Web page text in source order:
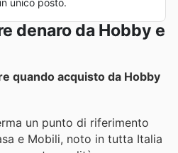
denaro da Hobby e
quando acquisto da Hobby
un punto di riferimento
e Mobili, noto in tutta Italia